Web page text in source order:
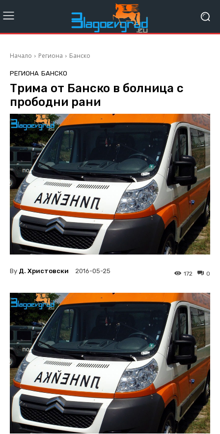
Начало Региона Банско
РЕГИОНА БАНСКО
Трима oт Банско в болница с
прободни рани
By Д. Христовски 2016-05-25 0
172